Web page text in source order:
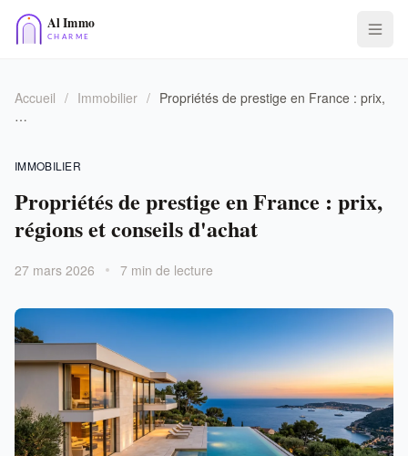
Accueil / Immobilier / Propriétés de prestige en France : prix,
…
IMMOBILIER
Propriétés de prestige en France : prix,
régions et conseils d'achat
27 mars 2026 7 min de lecture